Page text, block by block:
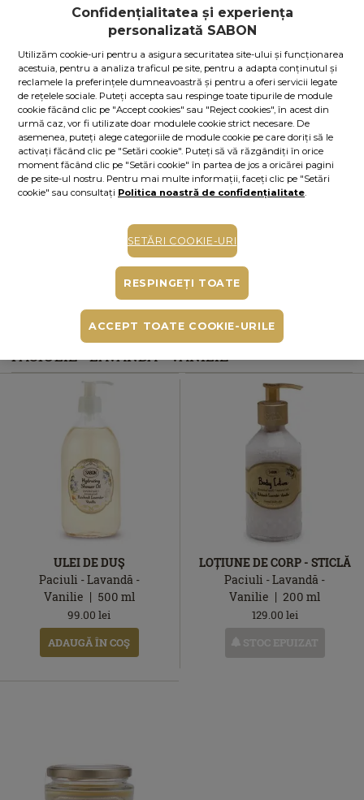
Dacă aveţi card Royal Passport, vă rugăm să vă
pentru a beneficia de reducerile exclusive.
În caz contrar, puteţi obţine unul chiar acum,
Cod produs: BDYRT_1 Stoc epuizat
ALERTĂ STOC
Alertă stoc
Adaugă produsul în lista de alerte de stoc din contul tău și îți vom trimite un
mesaj când produsul va fi disponibil.Adaugă alertă
Cumperi acum, plătești mai târziu
În funcție de cardul tău de credit, poți plăti în până la 6 rate alegând
varianta potrivită direct pe pagina procesatorului de plăți PayU.
Ridicare gratuită din magazine
PRODUSE INCLUSE ÎN „RITUAL ÎNGRIJIRE
PACIULIE - LAVANDĂ - VANILIE“
ULEI DE DUŞ
Paciuli - Lavandă -
Vanilie
500 ml
99.00 lei
ADAUGĂ ÎN COŞ
LOȚIUNE DE CORP - STICLĂ
Paciuli - Lavandă -
Vanilie
200ml
129.00 lei
STOC EPUIZAT
Confidențialitatea și experiența
personalizată SABON
Utilizăm cookie-uri pentru a asigura securitatea site-ului și funcționarea
acestuia, pentru a analiza traficul pe site, pentru a adapta conținutul și
reclamele la preferințele dumneavoastră și pentru a oferi servicii legate
de rețelele sociale. Puteți accepta sau respinge toate tipurile de module
cookie făcând clic pe "Accept cookies" sau "Reject cookies", în acest din
urmă caz, vor fi utilizate doar modulele cookie strict necesare. De
asemenea, puteți alege categoriile de module cookie pe care doriți să le
activați făcând clic pe "Setări cookie". Puteți să vă răzgândiți în orice
moment făcând clic pe "Setări cookie" în partea de jos a oricărei pagini
de pe site-ul nostru. Pentru mai multe informații, faceți clic pe "Setări
cookie" sau consultați Politica noastră de confidențialitate
SETĂRI COOKIE-URI
RESPINGEȚI TOATE
ACCEPT TOATE COOKIE-URILE